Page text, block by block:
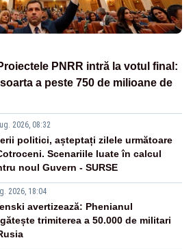
PNRR intră la votul final:
a peste 750 de milioane de
2026, 08:32
politici, așteptați zilele următoare
Scenariile luate în calcul
noul Guvern - SURSE
2026, 18:04
avertizează: Phenianul
trimiterea a 50.000 de militari